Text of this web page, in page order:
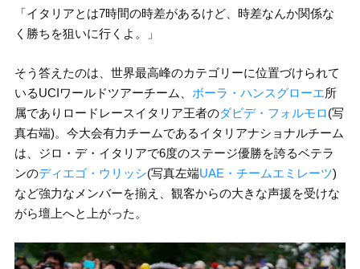
「イタリアとは7時間の時差があるけど、時差なんか関係な
く勝ちを狙いに行くよ。」
そう答えたのは、世界最高峰のカテゴリーに位置づけられて
いるUCIワールドツアーチーム、 ボーラ・ハンスグローエ所
属でありロードレースイタリア王者のダビデ・フォルモロ(写
真右端)。今大会有力チームであるイタリアナショナルチーム
は、ジロ・デ・イタリアで6度のステージ優勝を誇るベテラ
ンのディエゴ・ウリッシ(写真左端UAE・チームエミレーツ)
など強力なメンバーを揃え、観客からの大きな声援を受けな
がら壇上へと上がった。